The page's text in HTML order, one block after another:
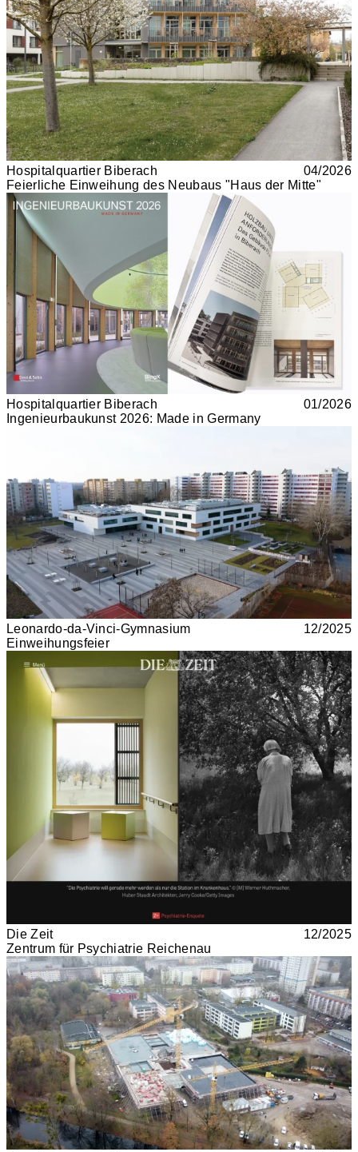
Hospitalquartier Biberach
Feierliche Einweihung des Neubaus "Haus der Mitte"
04/2026
Hospitalquartier Biberach
Ingenieurbaukunst 2026: Made in Germany
01/2026
Leonardo-da-Vinci-Gymnasium
Einweihungsfeier
12/2025
Die Zeit
Zentrum für Psychiatrie Reichenau
12/2025